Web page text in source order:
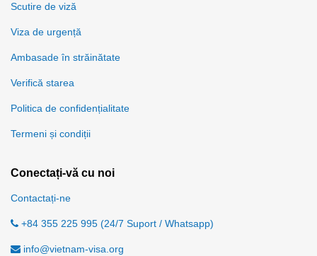
Scutire de viză
Viza de urgență
Ambasade în străinătate
Verifică starea
Politica de confidențialitate
Termeni și condiții
Conectați-vă cu noi
Contactați-ne
+84 355 225 995 (24/7 Suport / Whatsapp)
info@vietnam-visa.org